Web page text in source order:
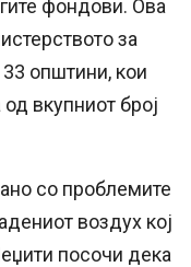
фондови. Ова
за
општини, кои
вкупниот број
со проблемите
воздух кој
посочи дека